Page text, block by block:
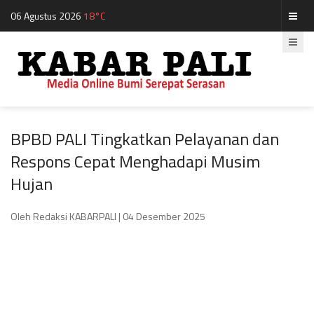
06 Agustus 2026 18°C
BPBD PALI Tingkatkan Pelayanan dan
Respons Cepat Menghadapi Musim
Hujan
Oleh Redaksi KABARPALI | 04 Desember 2025